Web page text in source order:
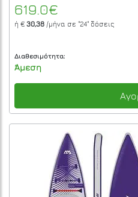
619.0€
ή € 30,38 /μήνα σε "24" δόσεις
Διαθεσιμότητα:
Άμεση